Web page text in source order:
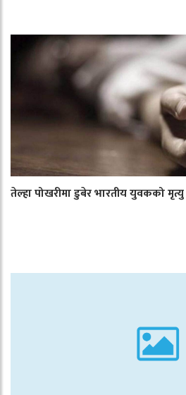
तेल्हा पोखरीमा डुबेर भारतीय युवकको मृत्यु